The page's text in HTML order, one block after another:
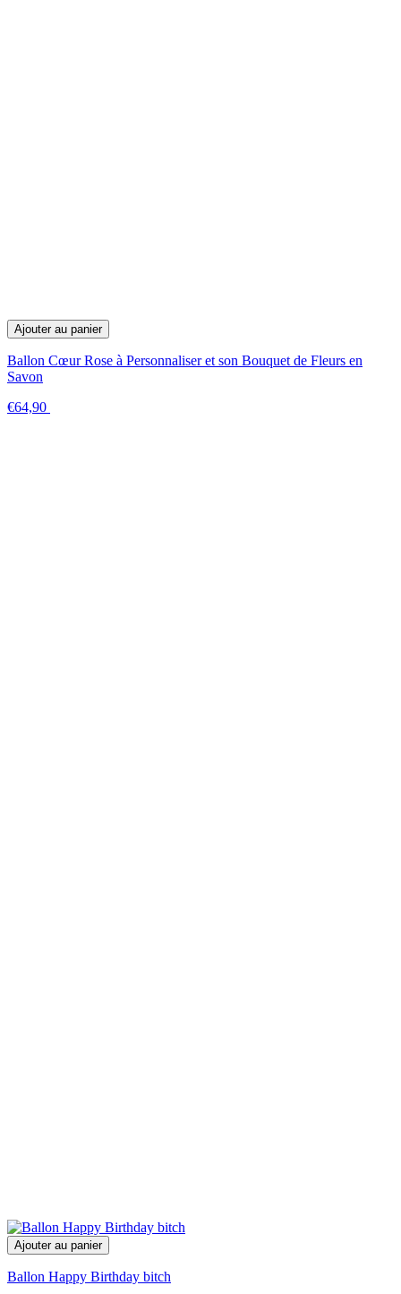
Ajouter au panier
Ballon Cœur Rose à Personnaliser et son Bouquet de Fleurs en
Savon
€64,90
Ajouter au panier
Ballon Happy Birthday bitch